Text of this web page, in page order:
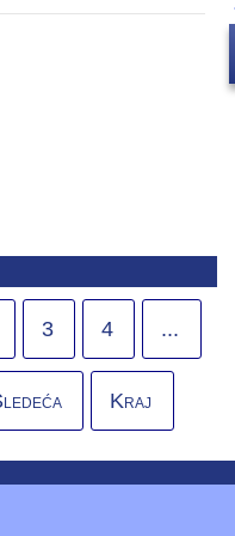
3 4 ...
Kraj